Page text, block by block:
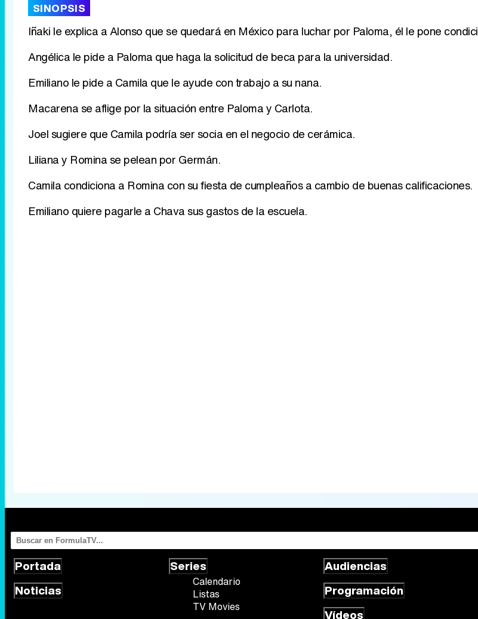
SINOPSIS
Iñaki le explica a Alonso que se quedará en México para luchar por Paloma, él le pone
Angélica le pide a Paloma que haga la solicitud de beca para la universidad.
Emiliano le pide a Camila que le ayude con trabajo a su nana.
Macarena se aflige por la situación entre Paloma y Carlota.
Joel sugiere que Camila podría ser socia en el negocio de cerámica.
Liliana y Romina se pelean por Germán.
Camila condiciona a Romina con su fiesta de cumpleaños a cambio de buenas calificaciones.
Emiliano quiere pagarle a Chava sus gastos de la escuela.
Portada
Noticias
Series
Calendario
Listas
TV Movies
Audiencias
Programación
Vídeos